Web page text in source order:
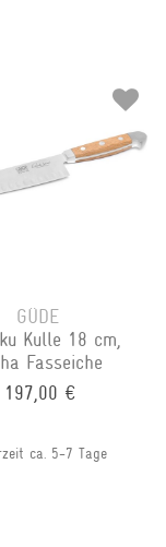
GÜDE
Kulle 18 cm,
Fasseiche
197,00 €
ca. 5-7 Tage